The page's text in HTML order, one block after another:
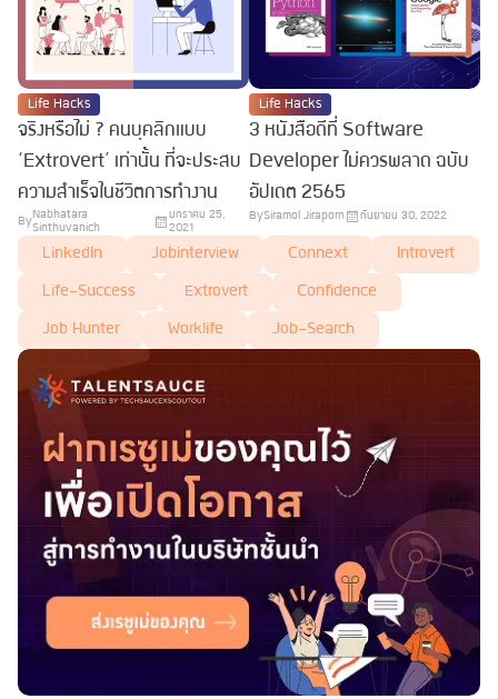
Life Hacks
จริงหรือไม่ ? คนบุคลิกแบบ
‘Extrovert’ เท่านั้น ที่จะประสบ
ความสำเร็จในชีวิตการทำงาน
By
Nabhatara
Sinthuvanich
มกราคม 25,
2021
Life Hacks
3 หนังสือดีที่ Software
Developer ไม่ควรพลาด ฉบับ
อัปเดต 2565
BySiramol Jiraporn กันยายน 30, 2022
LinkedIn Jobinterview Connext Introvert
Life-Success Extrovert Confidence
Job Hunter Worklife Job-Search